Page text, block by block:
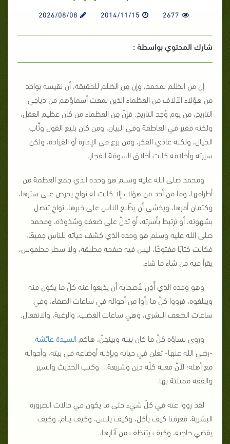
2677
2014/11/15
2026/08/08
شارك المحتوي بواسطة :
إن من الظلم لمحمد، وإن مِن الظلم للحقيقة، أن نقيسه بواحد
من هؤلاء الآلاف من العظماء الذين لمعت أسماؤهم من دياجي
التاريخ، من يوم وُجد التاريخ. فإنّ مِن العظماء من كان عظيم العقل،
ولكنه فقير في العاطفة وفي البيان، ومن كان بليغ القول وثَّاب
الخيال، ولكنه عادي الفكر، ومن برع في الإدارة أو القيادة، ولكن
سيرته وأخلاقه كانت أخلاق السوقة الفجار.
ومحمد صلى الله عليه وسلم هو وحده الذي جمع العظمة من
أطرافها، وما من أحد من هؤلاء إلا كانت له نواحٍ يحرص على سترها،
وكتمان أمرها، ويخشى أن يطّلع الناس على خبرها، نواحٍ تتصل
بشهوته، أو ترتبط بأسرته، أو تدلّ على ضعفه وشذوذه، ومحمد
صلى الله عليه وسلم هو وحده الذي كشف حياته للناس جميعًا،
فكانت كتابًا مفتوحًا، ليس فيه صفحة مطبقة، ولا سطر مطموس،
يقرأ فيه من شاء ما شاء.
وهو وحده الذي أَذِن لأصحابه أن يذيعوا عنه كلّ ما يكون منه
ويبلغوه، فرووا كلّ ما رأوا من أحواله في ساعات الصفاء، وفي
ساعات الضعف البشري، وهي ساعات الغضب، والرغبة، والانفعال.
وروى نساؤه كلّ ما كان بينه وبينهنّ، هاكم السيدة عائشة
-رضي الله عنها- تعلن في حياته وبإذنه أوضاعه في بيته، وأحواله
مع أهله؛ لأنّ فعله كلّه دين وشريعة... وكتب الحديث والسير
والفقه ممتلئة بها.
لقد رووا عنه في كلّ شيء حتى ما يكون في حالات الضرورة
البشرية، فعرفنا كيف يأكل، وكيف يلبس، وكيف ينام، وكيف
يقضي حاجته، وكيف يتنظف من آثارها.